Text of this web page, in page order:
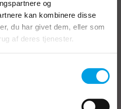
og
kan kombinere disse
du har givet dem, eller som
af deres tjenester.
og
af WinKAS-